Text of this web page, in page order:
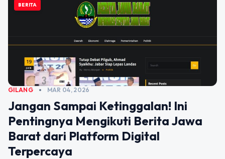
BERITA
GILANG MAR 04, 2026
Jangan Sampai Ketinggalan! Ini
Pentingnya Mengikuti Berita Jawa
Barat dari Platform Digital
Terpercaya